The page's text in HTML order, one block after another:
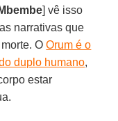
] vê isso
narrativas que
morte. OOrum é o
duplo humano,
estar